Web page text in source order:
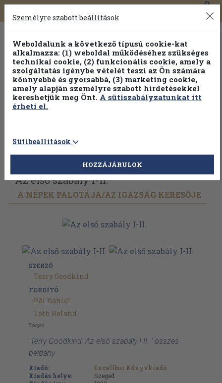
Toggle
navigation
0
Vissza az előző oldalra Válasszon példányt
Az első szabály I-II.
A NÉPEK PALOTÁJA/AZ IGAZSÁG KERESŐJE
SZERZŐ
Terry Goodkind
FORDÍTÓ
Pál Dániel
Tóth Roland
Szeged
'Terry Goodkind: Az első szabály I-II. ' összes
példány
Kiadó:
Excalibur Könyvkiadó
Kiadás helye:
Szeged
Személyre szabott beállítások
Weboldalunk a következő típusú cookie-kat
alkalmazza: (1) weboldal működéséhez szükséges
technikai cookie, (2) funkcionális cookie, amely a
szolgáltatás igénybe vételét teszi az Ön számára
könnyebbé és gyorsabbá, (3) marketing cookie,
amely alapján személyre szabott hirdetésekkel
kereshetjük meg Önt. A sütiszabályzatunkat itt
érheti el.
Sütibeállítások
HOZZÁJÁRULOK